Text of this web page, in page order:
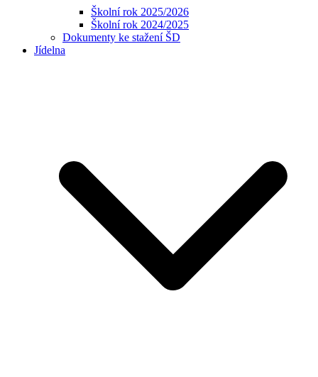
Školní rok 2025/2026
Školní rok 2024/2025
Dokumenty ke stažení ŠD
Jídelna